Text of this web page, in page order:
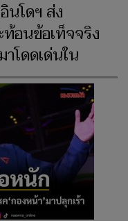
นโดฯ ส่ง
อนข้อเท็จจริง
โดดเด่นใน